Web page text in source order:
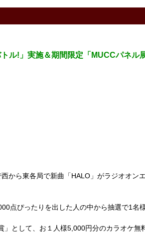
!」実施＆期間限定「MUCCパネル
から東各局で新曲「HALO」がラジオオン
点ぴったりを出した人の中から抽選で1名
として、お１人様5,000円分のカラオケ無